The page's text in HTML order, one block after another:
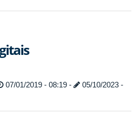
07/01/2019 - 08:19 -
05/10/2023 -